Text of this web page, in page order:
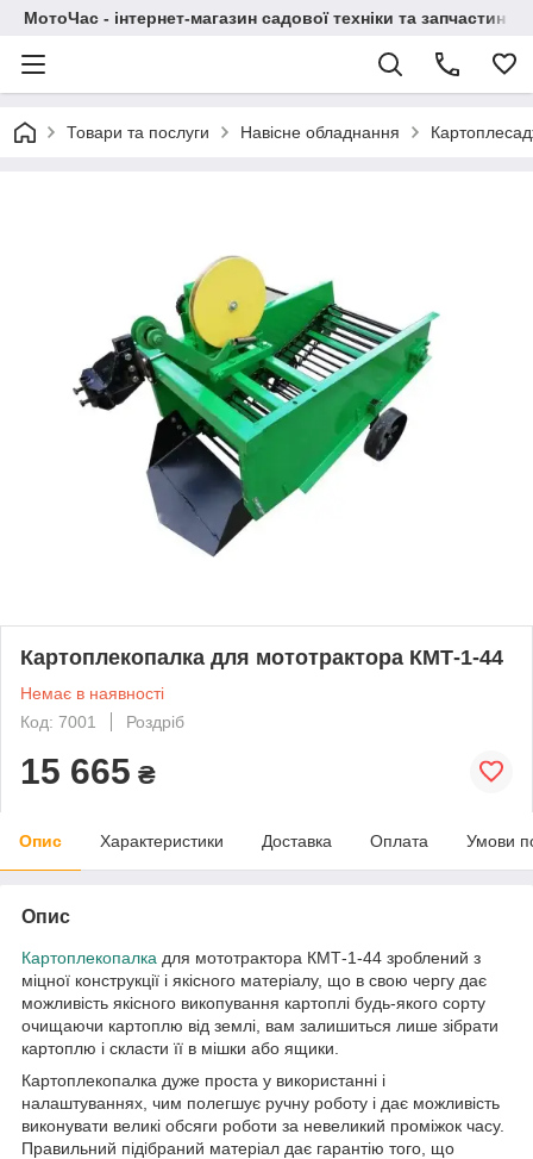
МотоЧас - інтернет-магазин садової техніки та запчастин
Товари та послуги Навісне обладнання
Картоплекопалка для мототрактора КМТ-1-44
Немає в наявності
Код: 7001
Роздріб
15 665 ₴
Опис Характеристики Доставка Оплата Умови
Опис
Картоплекопалка для мототрактора КМТ-1-44 зроблений з
міцної конструкції і якісного матеріалу, що в свою чергу дає
можливість якісного викопування картоплі будь-якого сорту
очищаючи картоплю від землі, вам залишиться лише зібрати
картоплю і скласти її в мішки або ящики.
Картоплекопалка дуже проста у використанні і
налаштуваннях, чим полегшує ручну роботу і дає можливість
виконувати великі обсяги роботи за невеликий проміжок часу.
Правильний підібраний матеріал дає гарантію того, що